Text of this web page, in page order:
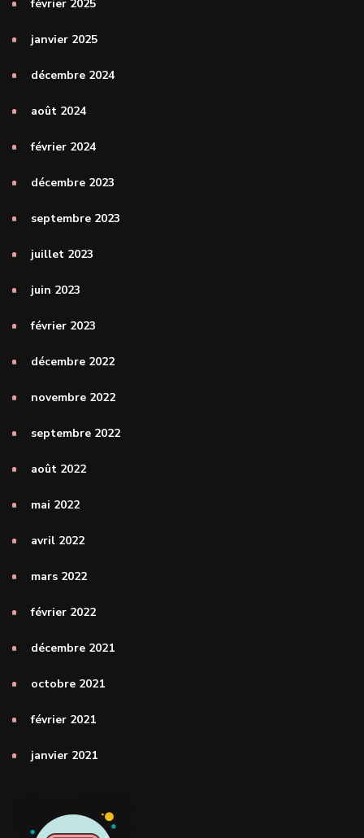
février 2025
janvier 2025
décembre 2024
août 2024
février 2024
décembre 2023
septembre 2023
juillet 2023
juin 2023
février 2023
décembre 2022
novembre 2022
septembre 2022
août 2022
mai 2022
avril 2022
mars 2022
février 2022
décembre 2021
octobre 2021
février 2021
janvier 2021